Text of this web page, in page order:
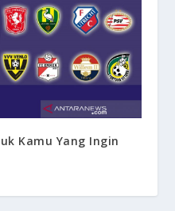
Kamu Yang Ingin